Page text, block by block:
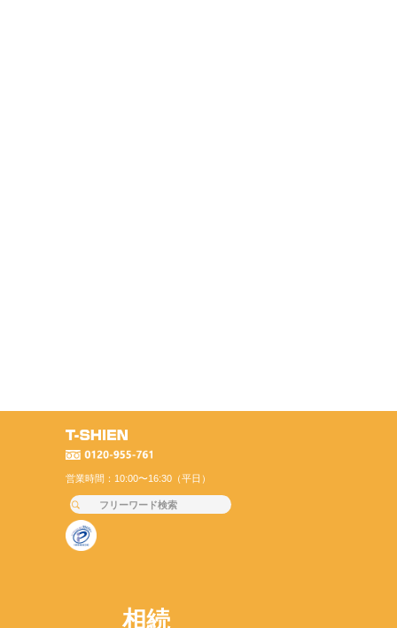
営業時間：10:00〜16:30（平日）
相続